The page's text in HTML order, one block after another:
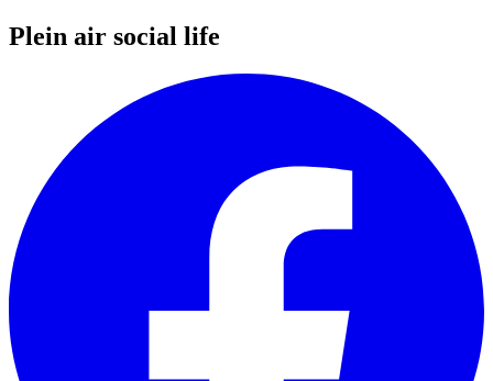
Plein air social life